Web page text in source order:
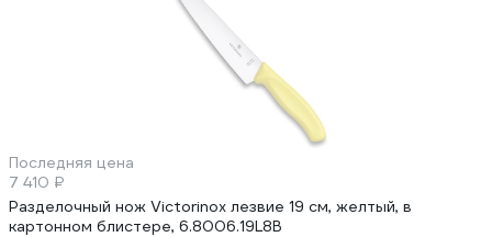
Последняя цена
7 410 ₽
Разделочный нож Victorinox лезвие 19 см, желтый, в
картонном блистере, 6.8006.19L8B